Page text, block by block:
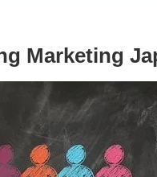
Marketing